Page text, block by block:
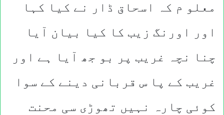
معلو م کہ اسحاق ڈار نے کیا کہا
اور اورنگ زیب کا کیا بیان آیا
چنا نچہ غریب پر بو جھ آیا ہے اور
غریب کے پا س قربانی دینے کے سوا
کوئی چارہ نہیں تھوڑی سی محنت